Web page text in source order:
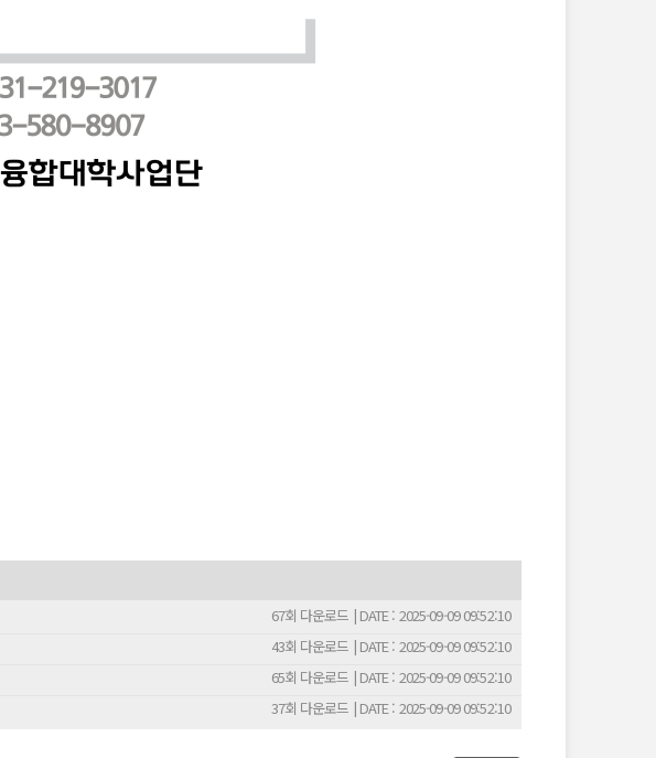
67회 다운로드 | DATE : 2025-09-09 09:52:10
43회 다운로드 | DATE : 2025-09-09 09:52:10
65회 다운로드 | DATE : 2025-09-09 09:52:10
37회 다운로드 | DATE : 2025-09-09 09:52:10